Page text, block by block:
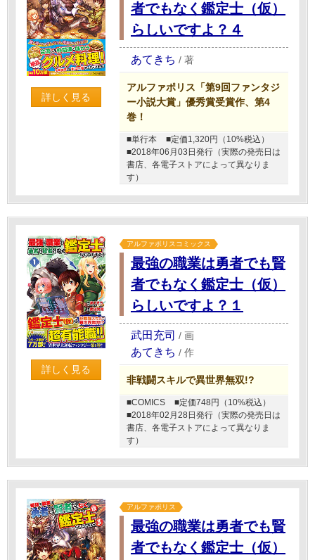
詳しく見る
者でもなく鑑定士（仮）
らしいですよ？４
あてきち / 著
アルファポリス「第9回ファンタジ
ー小説大賞」優秀賞受賞作、第4
巻！
■単行本
■定価1,320円（10%税込）
■2018年06月03日発行（実際の発売日は
書店、各電子ストアによって異なりま
す）
詳しく見る
アルファポリスコミックス
最強の職業は勇者でも賢
者でもなく鑑定士（仮）
らしいですよ？１
武田充司 / 画
あてきち / 作
非戦闘スキルで異世界無双!?
■COMICS
■定価748円（10%税込）
■2018年02月28日発行（実際の発売日は
書店、各電子ストアによって異なりま
す）
アルファポリス
最強の職業は勇者でも賢
者でもなく鑑定士（仮）